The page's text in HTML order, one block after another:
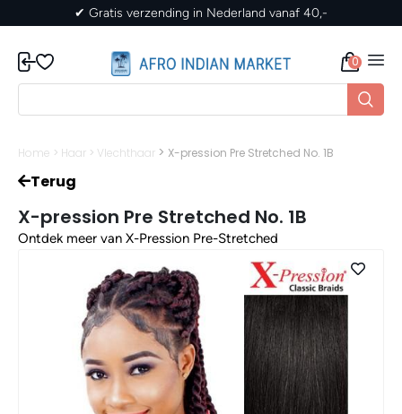
✔ Gratis verzending in Nederland vanaf 40,-
0
Home > Haar > Vlechthaar > X-pression Pre Stretched No. 1B
Terug
X-pression Pre Stretched No. 1B
Ontdek meer van X-Pression Pre-Stretched